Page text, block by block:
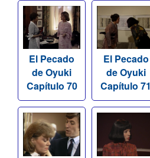
El Pecado
de Oyuki
Capítulo 70
El Pecado
de Oyuki
Capítulo 71